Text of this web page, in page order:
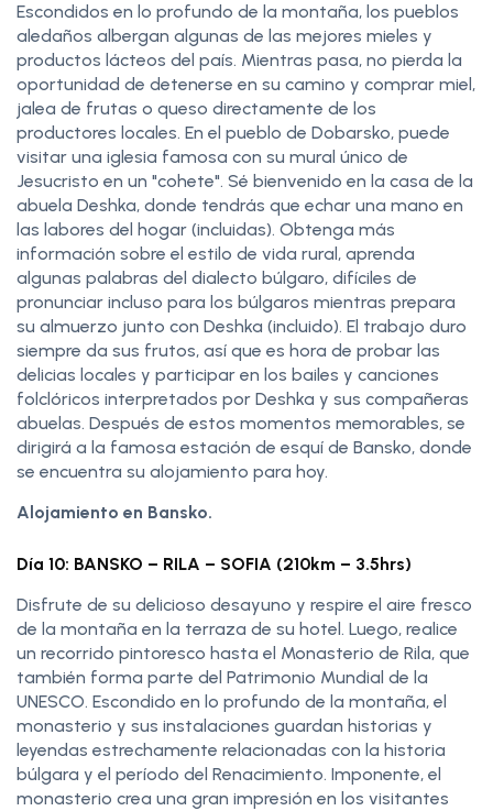
Escondidos en lo profundo de la montaña, los pueblos
aledaños albergan algunas de las mejores mieles y
productos lácteos del país. Mientras pasa, no pierda la
oportunidad de detenerse en su camino y comprar miel,
jalea de frutas o queso directamente de los
productores locales. En el pueblo de Dobarsko, puede
visitar una iglesia famosa con su mural único de
Jesucristo en un "cohete". Sé bienvenido en la casa de la
abuela Deshka, donde tendrás que echar una mano en
las labores del hogar (incluidas). Obtenga más
información sobre el estilo de vida rural, aprenda
algunas palabras del dialecto búlgaro, difíciles de
pronunciar incluso para los búlgaros mientras prepara
su almuerzo junto con Deshka (incluido). El trabajo duro
siempre da sus frutos, así que es hora de probar las
delicias locales y participar en los bailes y canciones
folclóricos interpretados por Deshka y sus compañeras
abuelas. Después de estos momentos memorables, se
dirigirá a la famosa estación de esquí de Bansko, donde
se encuentra su alojamiento para hoy.
Alojamiento en Bansko.
Día 10: BANSKO – RILA – SOFIA (210km – 3.5hrs)
Disfrute de su delicioso desayuno y respire el aire fresco
de la montaña en la terraza de su hotel. Luego, realice
un recorrido pintoresco hasta el Monasterio de Rila, que
también forma parte del Patrimonio Mundial de la
UNESCO. Escondido en lo profundo de la montaña, el
monasterio y sus instalaciones guardan historias y
leyendas estrechamente relacionadas con la historia
búlgara y el período del Renacimiento. Imponente, el
monasterio crea una gran impresión en los visitantes